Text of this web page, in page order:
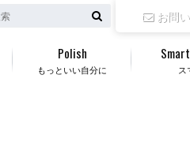
お問
もっといい自分に
Polish
ス